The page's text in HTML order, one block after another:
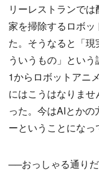
リーレストランでは
家を掃除するロボ
た。そうなると「
ういうもの」という
1からロボットアニ
にはこうはなりま
った。今はAIとか
ーということになっ
──おっしゃる通りだ